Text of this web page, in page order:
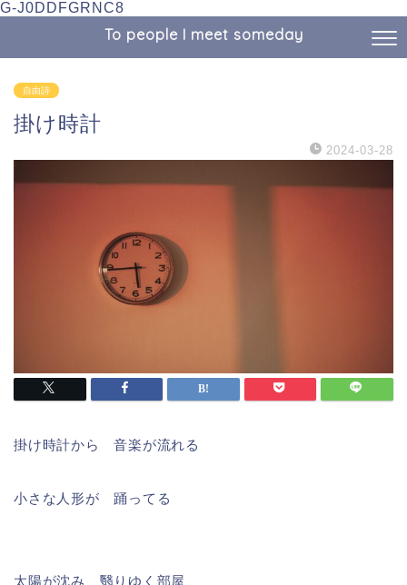
G-J0DDFGRNC8
To people I meet someday
自由詩
掛け時計
2024-03-28
掛け時計から 音楽が流れる
小さな人形が 踊ってる
太陽が沈み 翳りゆく部屋